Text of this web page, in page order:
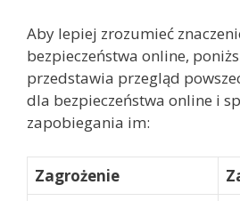
Aby lepiej zrozumieć
bezpieczeństwa online,
przedstawia przegląd
dla bezpieczeństwa online i
zapobiegania im:
Zagrożenie